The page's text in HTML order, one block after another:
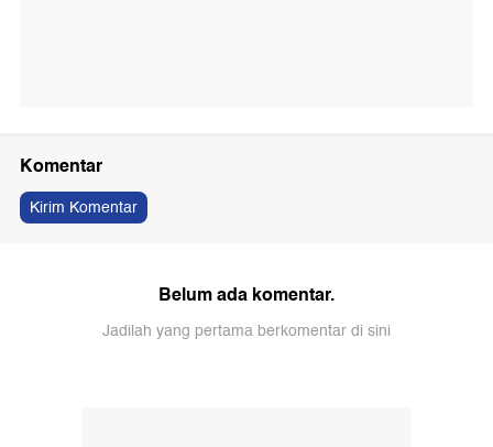
Komentar
Kirim Komentar
Belum ada komentar.
Jadilah yang pertama berkomentar di sini